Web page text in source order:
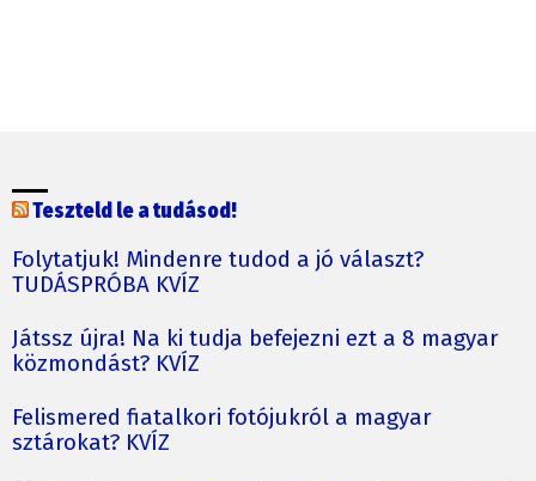
Teszteld le a tudásod!
Folytatjuk! Mindenre tudod a jó választ?
TUDÁSPRÓBA KVÍZ
Játssz újra! Na ki tudja befejezni ezt a 8 magyar
közmondást? KVÍZ
Felismered fiatalkori fotójukról a magyar
sztárokat? KVÍZ